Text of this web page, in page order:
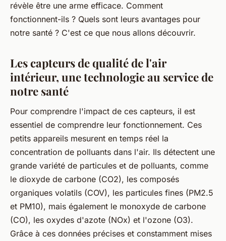
révèle être une arme efficace. Comment
fonctionnent-ils ? Quels sont leurs avantages pour
notre santé ? C'est ce que nous allons découvrir.
Les capteurs de qualité de l'air
intérieur, une technologie au service de
notre santé
Pour comprendre l'impact de ces capteurs, il est
essentiel de comprendre leur fonctionnement. Ces
petits appareils mesurent en temps réel la
concentration de polluants dans l'air. Ils détectent une
grande variété de particules et de polluants, comme
le dioxyde de carbone (CO2), les composés
organiques volatils (COV), les particules fines (PM2.5
et PM10), mais également le monoxyde de carbone
(CO), les oxydes d'azote (NOx) et l'ozone (O3).
Grâce à ces données précises et constamment mises